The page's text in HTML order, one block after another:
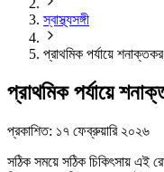
স্বাস্থ্যসঙ্গী
প্রাথমিক পর্যায়ে
প্রাথমিক পর্যায়ে
প্রকাশিত: ১৭ ফেব্রুয়ারি ২০২৬
সঠিক সময়ে সঠিক চিকিৎসায় এই